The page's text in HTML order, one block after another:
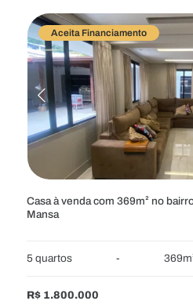
Comprar
RESIDENCIAL
APARTAMENTOS
CASAS CHÁCARAS
FAZENDAS
GALPÕES LOJAS
Aceita Financiamento
Casa à venda com 369m² no
Mansa
5 quartos -
R$ 1.800.000